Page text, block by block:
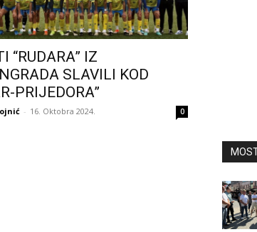
“RUDARA” IZ
SLAVILI KOD
PRIJEDORA”
- 16. Oktobra 2024. 0